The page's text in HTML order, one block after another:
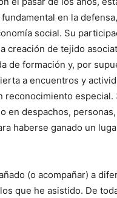
en la
social. Su
creación de tejido
de formación y, por
a encuentros y
en despachos,
haberse ganado un
(o acompañar) a
que he asistido. De